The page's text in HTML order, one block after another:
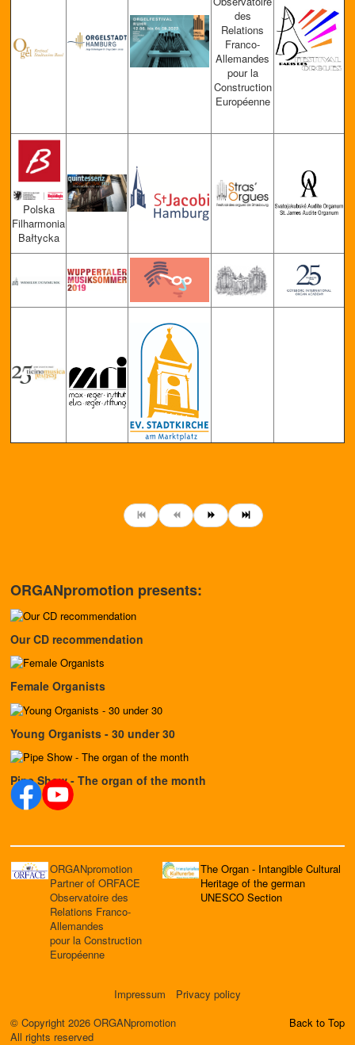
des
Relations
Franco-
Allemandes
pour la
Construction
Européenne
Polska
Filharmonia
Bałtycka
ORGANpromotion presents:
Our CD recommendation
Female Organists
Young Organists - 30 under 30
Pipe Show - The organ of the month
ORGANpromotion
Partner of ORFACE
Observatoire des
Relations Franco-
Allemandes
pour la Construction
Européenne
The Organ - Intangible Cultural
Heritage of the german
UNESCO Section
Impressum
Privacy policy
© Copyright 2026 ORGANpromotion
All rights reserved
Back to Top